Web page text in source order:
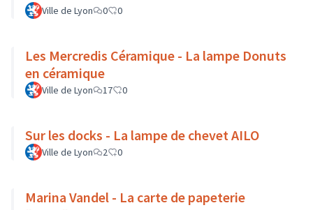
Ville de Lyon 0 0
Les Mercredis Céramique - La lampe Donuts
en céramique
Ville de Lyon 17 0
Sur les docks - La lampe de chevet AILO
Ville de Lyon 2 0
Marina Vandel - La carte de papeterie